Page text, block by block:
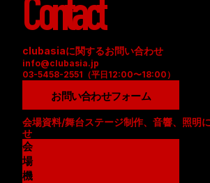
Contact
clubasiaに関するお問い合わせ
info@clubasia.jp
03-5458-2551（平日12:00〜18:00）
お問い合わせフォーム
会場資料/舞台ステージ制作、音響、照明
せ
会
場
資
機